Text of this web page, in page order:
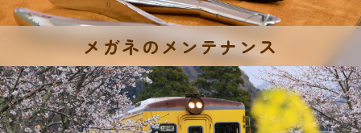
メガネのメンテナンス